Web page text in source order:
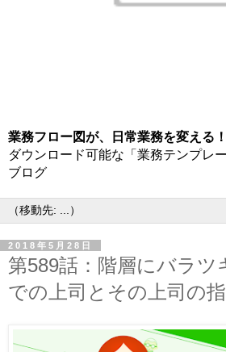
業務フロー図が、日常業務を変える！
ダウンロード可能な「業務テンプレ
ブログ
2018年5月28日
第589話：階層にバラツ
での上司とその上司の